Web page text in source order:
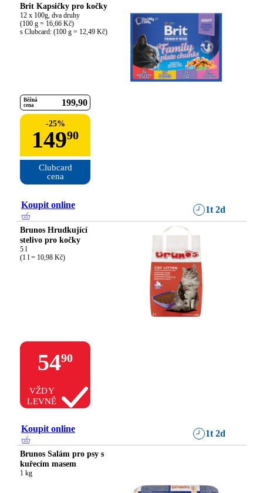
Brit Kapsičky pro kočky
12 x 100g, dva druhy
(100 g = 16,66 Kč)
s Clubcard: (100 g = 12,49 Kč)
Běžná
cena
199 90
-25%
14990
Clubcard
cena
Koupit online 1t 2d
Brunos Hrudkující
stelivo pro kočky
5 l
(1 l = 10,98 Kč)
5490
VŽDY
LEVNĚ
Koupit online 1t 2d
Brunos Salám pro psy s
kuřecím masem
1 kg